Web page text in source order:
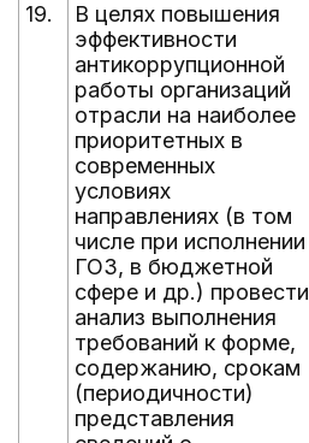
19.
В целях повышения
эффективности
антикоррупционной
работы организаций
отрасли на наиболее
приоритетных в
современных
условиях
направлениях (в том
числе при исполнении
ГОЗ, в бюджетной
сфере и др.) провести
анализ выполнения
требований к форме,
содержанию, срокам
(периодичности)
представления